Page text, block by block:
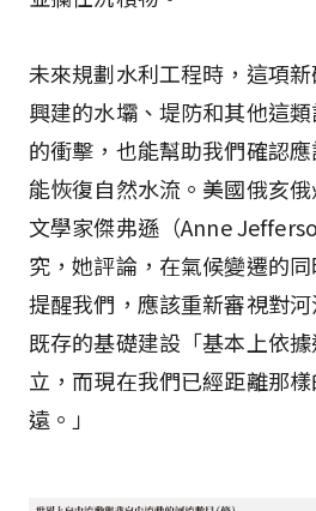
未來規劃水利工程時，這項
興建的水壩、堤防和其他這
的衝擊，也能幫助我們確認
能恢復自然水流。美國俄亥
文學家傑弗遜（Anne
究，她評論，在氣候變遷的
提醒我們，應該重新審視對河
既存的基礎建設「基本上依
立，而現在我們已經距離那
遠。」